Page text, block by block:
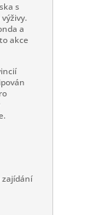
s
a
akce